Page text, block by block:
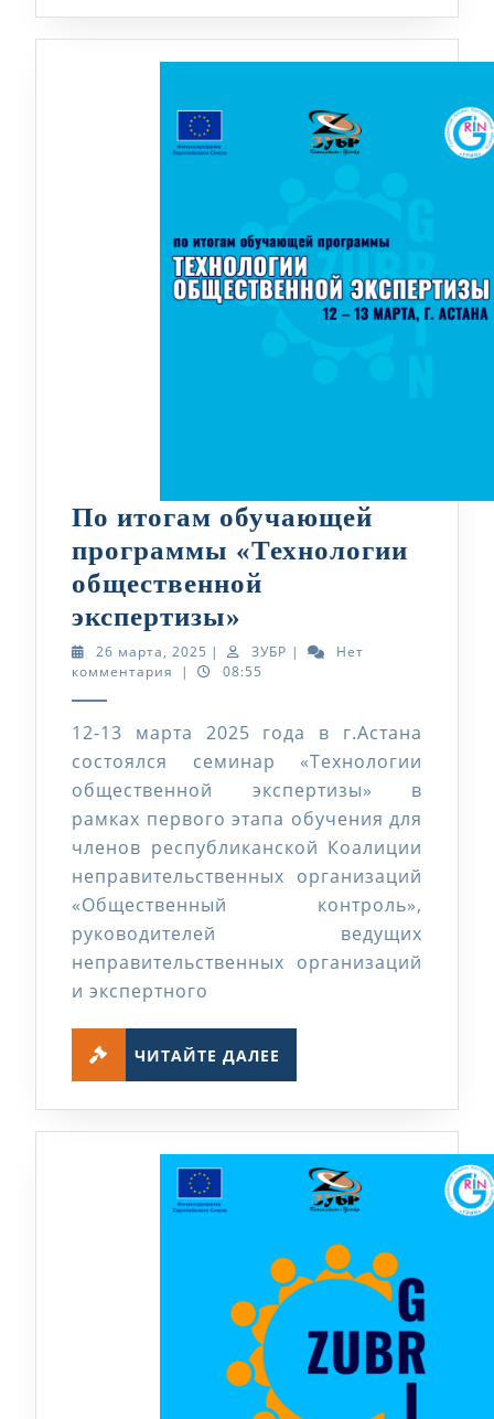
По итогам обучающей
программы «Технологии
общественной
экспертизы»
итогам
обучающей
«Технологии
общественной
экспертизы»
26 марта, 2025 26
марта,
| ЗУБР ЗУБР
|
Нет
комментария
| 08:55
12-13 марта 2025 года в г.Астана
состоялся семинар «Технологии
общественной экспертизы» в
рамках первого этапа обучения для
членов республиканской Коалиции
неправительственных организаций
«Общественный контроль»,
руководителей ведущих
неправительственных организаций
и экспертного
ЧИТАЙТЕ ДАЛЕЕ